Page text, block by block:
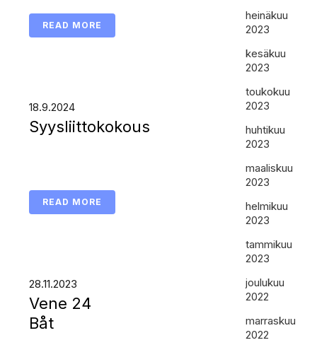
READ MORE
18.9.2024
Syysliittokokous
READ MORE
28.11.2023
Vene 24
Båt
heinäkuu
2023
kesäkuu
2023
toukokuu
2023
huhtikuu
2023
maaliskuu
2023
helmikuu
2023
tammikuu
2023
joulukuu
2022
marraskuu
2022